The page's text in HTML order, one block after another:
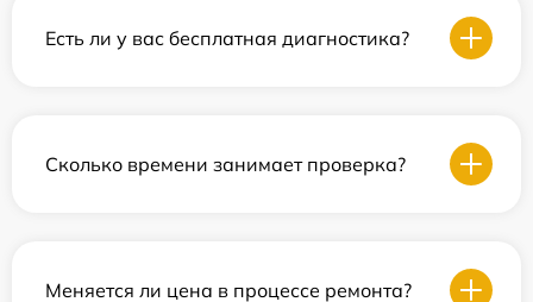
Есть ли у вас бесплатная диагностика?
Сколько времени занимает проверка?
Меняется ли цена в процессе ремонта?